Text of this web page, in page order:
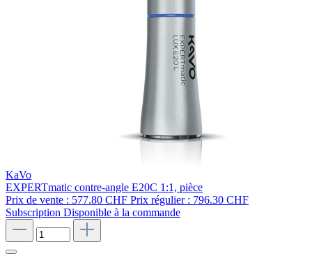
KaVo
EXPERTmatic contre-angle E20C 1:1, pièce
Prix de vente : 577.80 CHF Prix régulier : 796.30 CHF
Subscription Disponible à la commande